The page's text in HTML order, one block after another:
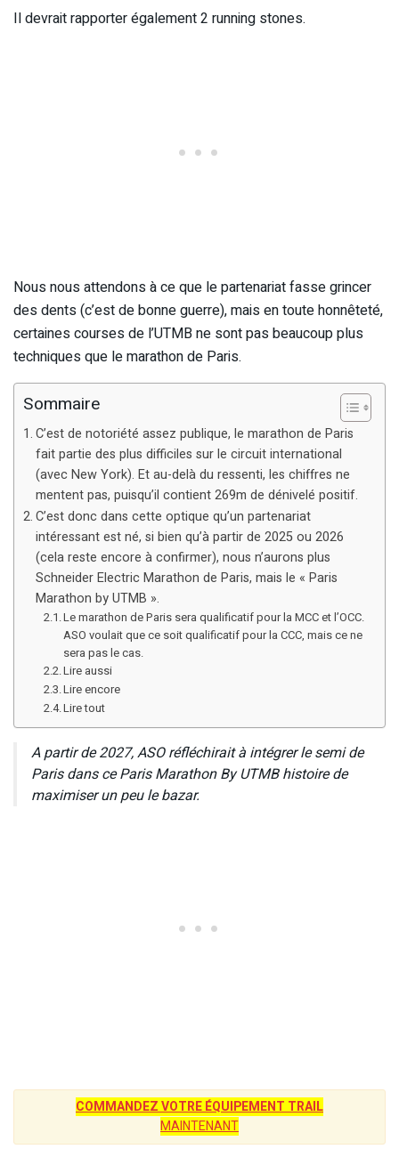
Il devrait rapporter également 2 running stones.
Nous nous attendons à ce que le partenariat fasse grincer
des dents (c’est de bonne guerre), mais en toute honnêteté,
certaines courses de l’UTMB ne sont pas beaucoup plus
techniques que le marathon de Paris.
Sommaire
C’est de notoriété assez publique, le marathon de Paris
fait partie des plus difficiles sur le circuit international
(avec New York). Et au-delà du ressenti, les chiffres ne
mentent pas, puisqu’il contient 269m de dénivelé positif.
C’est donc dans cette optique qu’un partenariat
intéressant est né, si bien qu’à partir de 2025 ou 2026
(cela reste encore à confirmer), nous n’aurons plus
Schneider Electric Marathon de Paris, mais le « Paris
Marathon by UTMB ».
Le marathon de Paris sera qualificatif pour la MCC et l’OCC.
ASO voulait que ce soit qualificatif pour la CCC, mais ce ne
sera pas le cas.
Lire aussi
Lire encore
Lire tout
A partir de 2027, ASO réfléchirait à intégrer le semi de
Paris dans ce Paris Marathon By UTMB histoire de
maximiser un peu le bazar.
COMMANDEZ VOTRE ÉQUIPEMENT TRAIL
MAINTENANT